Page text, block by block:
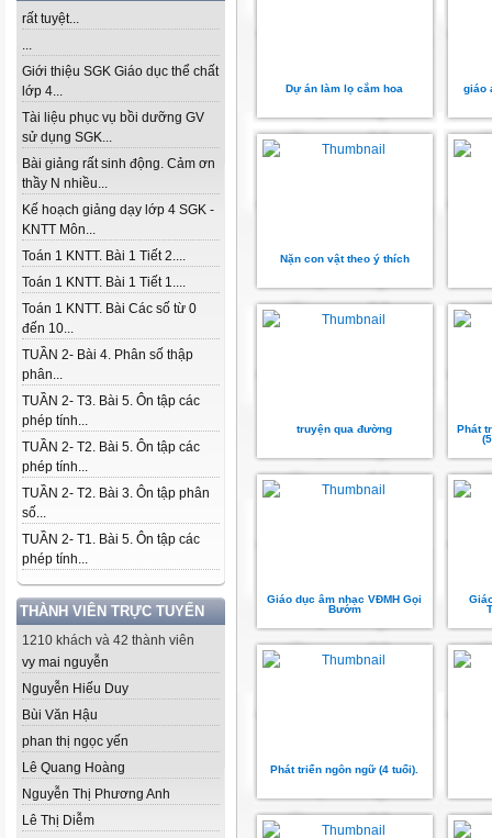
rất tuyệt...
...
Giới thiệu SGK Giáo dục thể chất
lớp 4...
Tài liệu phục vụ bồi dưỡng GV
sử dụng SGK...
Bài giảng rất sinh động. Cảm ơn
thầy N nhiều...
Kế hoạch giảng dạy lớp 4 SGK -
KNTT Môn...
Toán 1 KNTT. Bài 1 Tiết 2....
Toán 1 KNTT. Bài 1 Tiết 1....
Toán 1 KNTT. Bài Các số từ 0
đến 10...
TUẦN 2- Bài 4. Phân số thập
phân...
TUẦN 2- T3. Bài 5. Ôn tập các
phép tính...
TUẦN 2- T2. Bài 5. Ôn tập các
phép tính...
TUẦN 2- T2. Bài 3. Ôn tập phân
số...
TUẦN 2- T1. Bài 5. Ôn tập các
phép tính...
THÀNH VIÊN TRỰC TUYẾN
1210 khách và 42 thành viên
vy mai nguyễn
Nguyễn Hiếu Duy
Bùi Văn Hậu
phan thị ngọc yến
Lê Quang Hoàng
Nguyễn Thị Phương Anh
Lê Thị Diễm
Dự án làm lọ cắm hoa giáo
Nặn con vật theo ý thích
truyện qua đường
Phát
Giáo dục âm nhạc VĐMH Gọi
Bướm
Phát triển ngôn ngữ (4 tuổi).